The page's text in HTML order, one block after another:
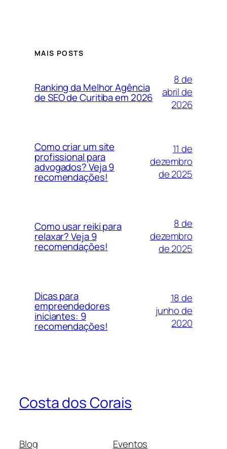
MAIS POSTS
Ranking da Melhor Agência
de SEO de Curitiba em 2026
8 de
abril de
2026
Como criar um site
profissional para
advogados? Veja 9
recomendações!
11 de
dezembro
de 2025
Como usar reiki para
relaxar? Veja 9
recomendações!
8 de
dezembro
de 2025
Dicas para
empreendedores
iniciantes: 9
recomendações!
18 de
junho de
2020
Costa dos Corais
Blog Eventos